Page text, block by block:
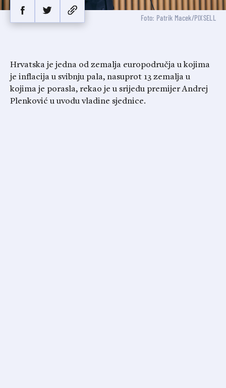
Foto: Patrik Macek/PIXSELL
Hrvatska je jedna od zemalja europodručja u kojima
je inflacija u svibnju pala, nasuprot 13 zemalja u
kojima je porasla, rekao je u srijedu premijer Andrej
Plenković u uvodu vladine sjednice.